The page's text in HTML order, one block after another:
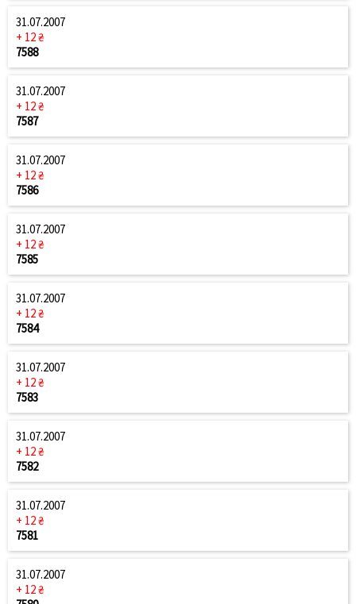
31.07.2007
+ 12 ₴
7588
31.07.2007
+ 12 ₴
7587
31.07.2007
+ 12 ₴
7586
31.07.2007
+ 12 ₴
7585
31.07.2007
+ 12 ₴
7584
31.07.2007
+ 12 ₴
7583
31.07.2007
+ 12 ₴
7582
31.07.2007
+ 12 ₴
7581
31.07.2007
+ 12 ₴